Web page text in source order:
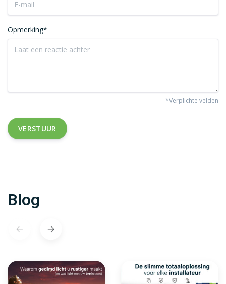
Opmerking*
*Verplichte velden
VERSTUUR
Blog